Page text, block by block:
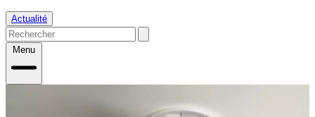
Actualité
Menu